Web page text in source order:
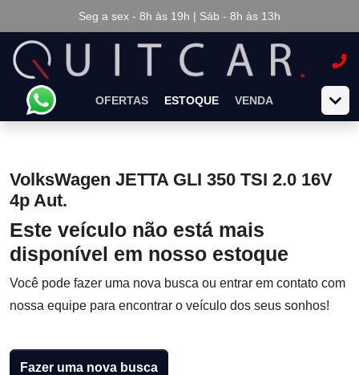
Seg a sex - 8h às 19h | Sáb - 8h às 13h
OFERTAS ESTOQUE VENDA
VolksWagen JETTA GLI 350 TSI 2.0 16V
4p Aut.
Este veículo não está mais
disponível em nosso estoque
Você pode fazer uma nova busca ou entrar em contato com
nossa equipe para encontrar o veículo dos seus sonhos!
Fazer uma nova busca